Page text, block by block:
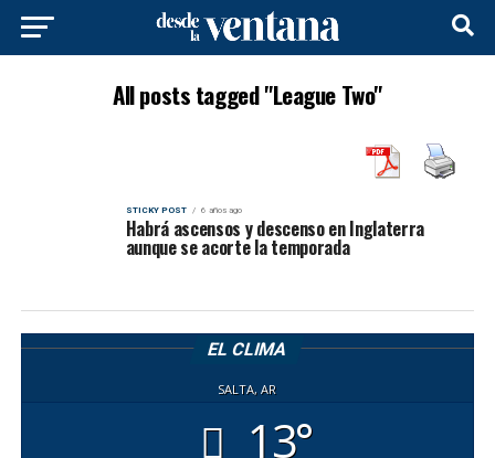
All posts tagged "League Two"
STICKY POST 6 años ago
Habrá ascensos y descenso en Inglaterra
aunque se acorte la temporada
EL CLIMA
SALTA, AR
13°